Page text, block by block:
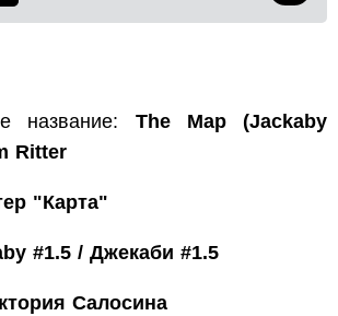
название: The Map (Jackaby
Ritter
"Карта"
#1.5 / Джекаби #1.5
Салосина